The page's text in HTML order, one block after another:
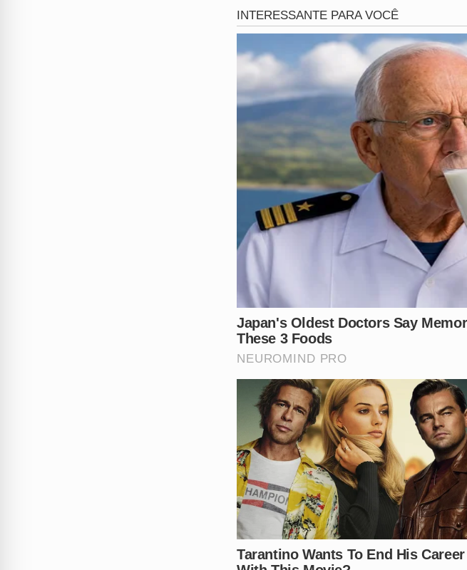
A suspeita de traição financeira dentro do grupo gerou
de fato, evidenciando o nível de estresse no
alguns dias, mas a revelação do paradeiro do dinheiro
nas imagens reflete a gravidade da acusação e o
, que agora enfrentam uma crise de
Em nota oficial enviada aoBacci Notícias , a
e afirmou que não tolera qualquer tipo de
que a situação foi controlada pelos funcionários do
foi retirado da casa imediatamente após o episódio. O
sobre os limites da convivência e a ética no meio dos
Qual sua opinião sobre influenciadores que resolvem